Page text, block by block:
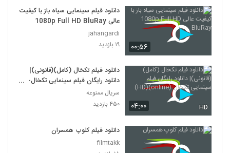
دانلود فیلم سینمایی بیتابی بیتا
22
دانلود فیلم اطراف آرامش با کیفیت عالی
دانلود فیلم بغض با کیفیت عالی
۱,۵۰۱ بازدید
دانلود فیلم قصه پریا به کارگردانی فریدون
۰۰:۵۶
دانلود فیلم سینمایی سیاه باز با کیفیت
عالی 1080p Full HD BluRay
jahangardi
۱۹ بازدید
۰۴:۰۰ HD
دانلود فیلم تکخال (کامل)(قانونی)|
دانلود رایگان فیلم سینمایی تکخال-
(online)(HD)
سریال ممنوعه
۴۵۰ بازدید
دانلود فیلم کلوپ همسران
filmtakk